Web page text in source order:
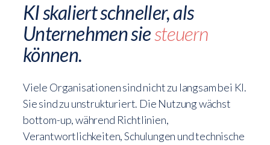
KI skaliert schneller, als
Unternehmen siesteuern
können.
Viele Organisationen sind nicht zu langsam bei KI.
Sie sind zu unstrukturiert. Die Nutzung wächst
bottom-up, während Richtlinien,
Verantwortlichkeiten, Schulungen und technische